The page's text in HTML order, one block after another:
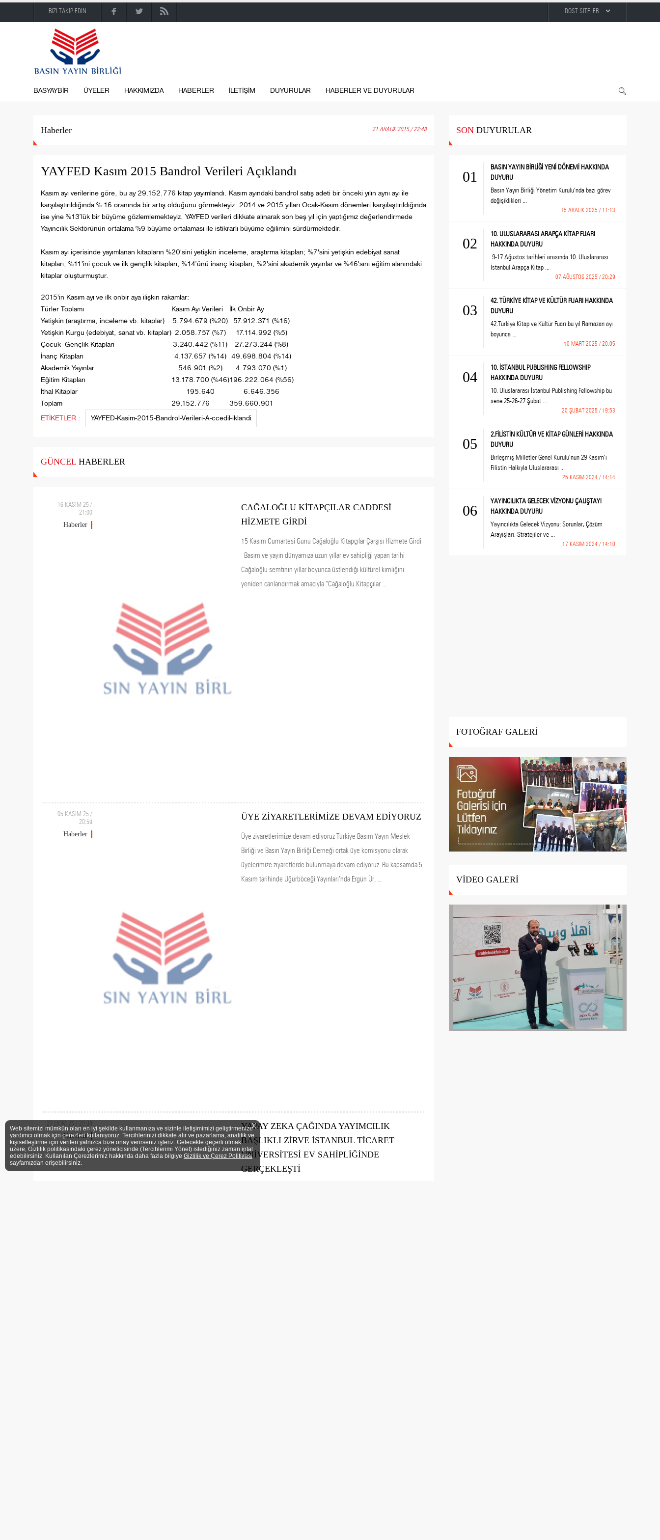
BİZİ TAKİP EDİN
BASYAYBİR ÜYELER HAKKIMIZDA HABERLER İLETİŞİM DUYURULAR HABERLER VE DUYURULAR
Haberler 21 ARALIK 2015 / 22:48
YAYFED Kasım 2015 Bandrol Verileri Açıklandı
Kasım ayı verilerine göre, bu ay 29.152.776 kitap yayımlandı. Kasım ayındaki bandrol satış adeti bir önceki yılın aynı ayı ile
karşılaştırıldığında % 16 oranında bir artış olduğunu görmekteyiz. 2014 ve 2015 yılları Ocak-Kasım dönemleri karşılaştırıldığında
ise yine %13’lük bir büyüme gözlemlemekteyiz. YAYFED verileri dikkate alınarak son beş yıl için yaptığımız değerlendirmede
Yayıncılık Sektörünün ortalama %9 büyüme ortalaması ile istikrarlı büyüme eğilimini sürdürmektedir.
Kasım ayı içerisinde yayımlanan kitapların %20'sini yetişkin inceleme, araştırma kitapları; %7'sini yetişkin edebiyat sanat
kitapları, %11'ini çocuk ve ilk gençlik kitapları, %14’ünü inanç kitapları, %2'sini akademik yayınlar ve %46'sını eğitim alanındaki
kitaplar oluşturmuştur.
2015'in Kasım ayı ve ilk onbir aya ilişkin rakamlar:
Türler Toplamı
Kasım Ayı Verileri
İlk Onbir Ay
Yetişkin (araştırma, inceleme vb. kitaplar)
5.794.679 (%20)
57.912.371 (%16)
Yetişkin Kurgu (edebiyat, sanat vb. kitaplar) 2.058.757 (%7)
17.114.992 (%5)
Çocuk -Gençlik Kitapları
3.240.442 (%11)
27.273.244 (%8)
İnanç Kitapları
4.137.657 (%14)
49.698.804 (%14)
Akademik Yayınlar
546.901 (%2)
4.793.070 (%1)
Eğitim Kitapları
13.178.700 (%46)196.222.064 (%56)
İthal Kitaplar
195.640
6.646.356
Toplam
29.152.776
359.660.901
ETİKETLER :
YAYFED-Kasim-2015-Bandrol-Verileri-A-ccedil-iklandi
GÜNCELHABERLER
16 KASIM 25 /
21:00
Haberler
CAĞALOĞLU KİTAPÇILAR CADDESİ
HİZMETE GİRDİ
15 Kasım Cumartesi Günü Cağaloğlu Kitapçılar Çarşısı Hizmete Girdi
Basım ve yayın dünyamıza uzun yıllar ev sahipliği yapan tarihi
Cağaloğlu semtinin yıllar boyunca üstlendiği kültürel kimliğini
yeniden canlandırmak amacıyla “Cağaloğlu Kitapçılar ...
05 KASIM 25 /
20:59
Haberler
ÜYE ZİYARETLERİMİZE DEVAM EDİYORUZ
Üye ziyaretlerimize devam ediyoruz Türkiye Basım Yayın Meslek
Birliği ve Basın Yayın Birliği Derneği ortak üye komisyonu olarak
üyelerimize ziyaretlerde bulunmaya devam ediyoruz. Bu kapsamda 5
Kasım tarihinde Uğurböceği Yayınları’nda Ergün Ür, ...
23 EKİM 25 / 20:39
Haberler
YAPAY ZEKA ÇAĞINDA YAYIMCILIK
BAŞLIKLI ZİRVE İSTANBUL TİCARET
ÜNİVERSİTESİ EV SAHİPLİĞİNDE
GERÇEKLEŞTİ
SONDUYURULAR
01
BASIN YAYIN BİRLİĞİ YENİ DÖNEMİ HAKKINDA
DUYURU
Basın Yayın Birliği Yönetim Kurulu’nda bazı görev
değişiklikleri ...
15 ARALIK 2025 / 11:13
02
10. ULUSLARARASI ARAPÇA KİTAP FUARI
HAKKINDA DUYURU
9-17 Ağustos tarihleri arasında 10. Uluslararası
İstanbul Arapça Kitap ...
07 AĞUSTOS 2025 / 20:29
03
42. TÜRKİYE KİTAP VE KÜLTÜR FUARI HAKKINDA
DUYURU
42.Türkiye Kitap ve Kültür Fuarı bu yıl Ramazan ayı
boyunca ...
10 MART 2025 / 20:05
04
10. İSTANBUL PUBLISHING FELLOWSHIP
HAKKINDA DUYURU
10. Uluslararası İstanbul Publishing Fellowship bu
sene 25-26-27 Şubat ...
20 ŞUBAT 2025 / 19:53
05
2.FİLİSTİN KÜLTÜR VE KİTAP GÜNLERİ HAKKINDA
DUYURU
Birleşmiş Milletler Genel Kurulu’nun 29 Kasım’ı
Filistin Halkıyla Uluslararası ...
25 KASIM 2024 / 14:14
06
YAYINCILIKTA GELECEK VİZYONU ÇALIŞTAYI
HAKKINDA DUYURU
Yayıncılıkta Gelecek Vizyonu: Sorunlar, Çözüm
Arayışları, Stratejiler ve ...
17 KASIM 2024 / 14:10
FOTOĞRAF GALERİ
VİDEO GALERİ
Web sitemizi mümkün olan en iyi şekilde kullanmanıza ve sizinle iletişimimizi geliştirmenize
yardımcı olmak için çerezleri kullanıyoruz. Tercihlerinizi dikkate alır ve pazarlama, analitik ve
kişiselleştirme için verileri yalnızca bize onay verirseniz işleriz. Gelecekte geçerli olmak
üzere, Gizlilik politikasındaki çerez yöneticisinde (Tercihlerimi Yönet) istediğiniz zaman iptal
edebilirsiniz. Kullanılan Çerezlerimiz hakkında daha fazla bilgiye Gizlilik ve Çerez Politikası
sayfamızdan erişebilirsiniz.
X